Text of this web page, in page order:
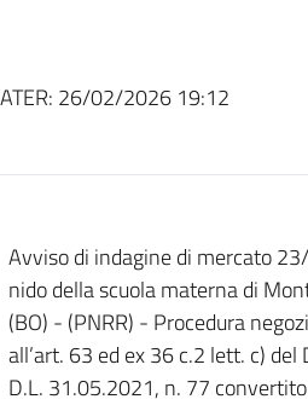
26/02/2026 19:12
Dati del bando
Avviso di indagine di mercato
nido della scuola materna di
(BO) - (PNRR) - Procedura
all’art. 63 ed ex 36 c.2 lett. c)
D.L. 31.05.2021, n. 77